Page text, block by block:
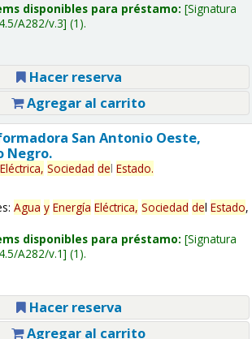
disponibles para préstamo: Signatura
A282/v.3 (1).
Hacer reserva
Agregar al carrito
San Antonio Oeste,
Negro.
Eléctrica, Sociedad del Estado.
Agua y Energía Eléctrica, Sociedad del Estado,
disponibles para préstamo: Signatura
A282/v.1 (1).
Hacer reserva
Agregar al carrito